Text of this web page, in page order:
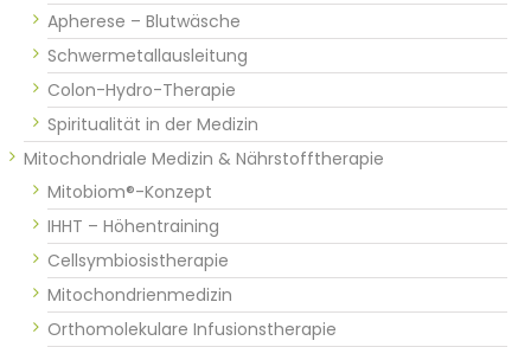
Apherese – Blutwäsche
Schwermetallausleitung
Colon-Hydro-Therapie
Spiritualität in der Medizin
Mitochondriale Medizin & Nährstofftherapie
Mitobiom®-Konzept
IHHT – Höhentraining
Cellsymbiosistherapie
Mitochondrienmedizin
Orthomolekulare Infusionstherapie